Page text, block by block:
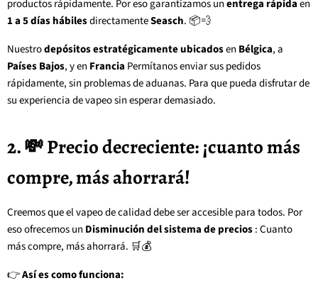
productos rápidamente. Por eso garantizamos unentrega rápidaen
1 a 5 días hábilesdirectamenteSeasch. 📦💨
Nuestrodepósitos estratégicamente ubicadosen Bélgica, a
Países Bajos, y en Francia Permítanos enviar sus pedidos
rápidamente, sin problemas de aduanas. Para que pueda disfrutar de
su experiencia de vapeo sin esperar demasiado.
2. 💸 Precio decreciente: ¡cuanto más
compre, más ahorrará!
Creemos que el vapeo de calidad debe ser accesible para todos. Por
eso ofrecemos un Disminución del sistema de precios: Cuanto
más compre, más ahorrará. 🛒💰
👉Así es como funciona: